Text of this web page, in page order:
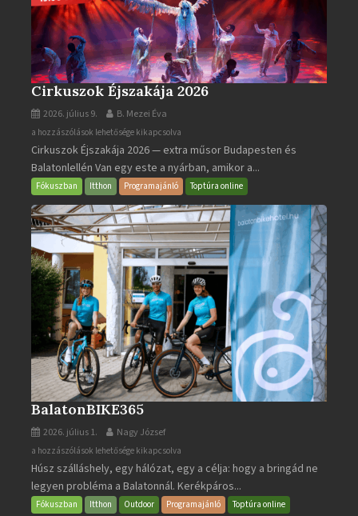
Cirkuszok Éjszakája 2026
2026. július 9. B. Mezei Éva
Cirkuszok
Éjszakája
2026
bejegyzéshez
a hozzászólások lehetősége kikapcsolva
Cirkuszok Éjszakája 2026 — extra műsor Budapesten és
Balatonlellén Van egy este a nyárban, amikor a...
Fókuszban Itthon Programajánló Toptúra online
BalatonBIKE365
2026. július 1. Nagy József
BalatonBIKE365
bejegyzéshez
a hozzászólások lehetősége kikapcsolva
Húsz szálláshely, egy hálózat, egy a célja: hogy a bringád ne
legyen probléma a Balatonnál. Kerékpáros...
Fókuszban Itthon Outdoor Programajánló Toptúra online